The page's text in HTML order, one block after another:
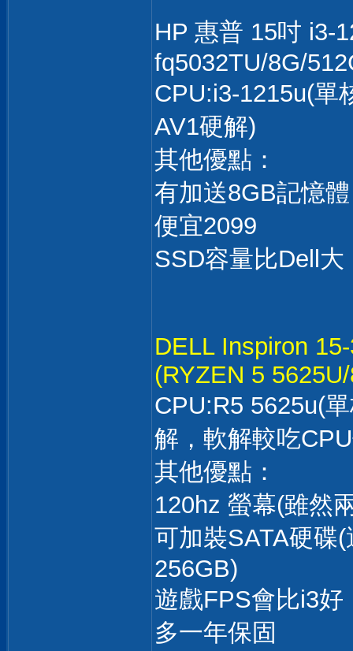
HP 惠普 15吋 i3-
fq5032TU/8G/
CPU:i3-1215u(單
AV1硬解)
其他優點：
有加送8GB記憶
便宜2099
SSD容量比Dell
DELL Inspiron
(RYZEN 5
CPU:R5 5625u(
解，軟解較吃
其他優點：
120hz 螢幕(雖然
可加裝SATA硬碟
256GB)
遊戲FPS會比i3好
多一年保固